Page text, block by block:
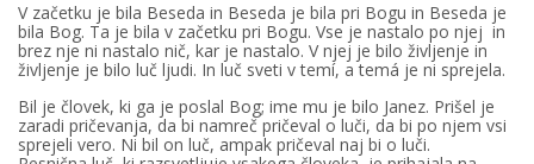
V začetku je bila Beseda in Beseda je bila pri Bogu in Beseda je
bila Bog. Ta je bila v začetku pri Bogu. Vse je nastalo po njej in
brez nje ni nastalo nič, kar je nastalo. V njej je bilo življenje in
življenje je bilo luč ljudi. In luč sveti v temí, a temá je ni sprejela.
Bil je človek, ki ga je poslal Bog; ime mu je bilo Janez. Prišel je
zaradi pričevanja, da bi namreč pričeval o luči, da bi po njem vsi
sprejeli vero. Ni bil on luč, ampak pričeval naj bi o luči.